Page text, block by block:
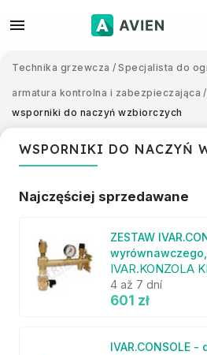
Technika grzewcza / Specjalista do
armatura kontrolna i zabezpieczająca /
wsporniki do naczyń wzbiorczych
WSPORNIKI DO NACZYŃ
Najczęściej sprzedawane
ZESTAW
IVAR.KONZOLA
4 až 7 dní
601 zł
IVAR.CONSOLE